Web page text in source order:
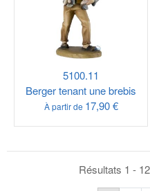
5100.11
Berger tenant une brebis
À partir de 17,90 €
Résultats 1 -